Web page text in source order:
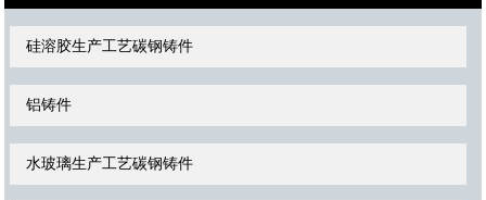
硅溶胶生产工艺碳钢铸件
铝铸件
水玻璃生产工艺碳钢铸件